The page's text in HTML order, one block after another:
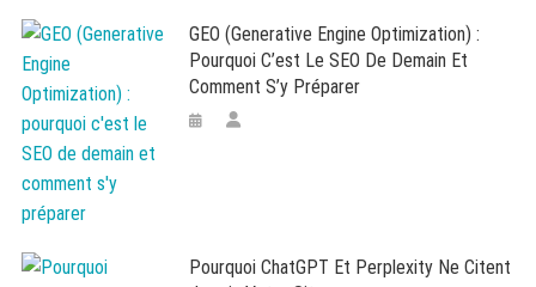
GEO (Generative Engine Optimization) :
Pourquoi C’est Le SEO De Demain Et
Comment S’y Préparer
Pourquoi ChatGPT Et Perplexity Ne Citent